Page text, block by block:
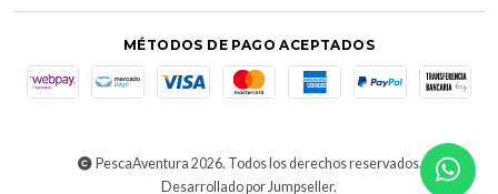
MÉTODOS DE PAGO ACEPTADOS
PescaAventura 2026. Todos los derechos reservados.
Desarrollado por Jumpseller.